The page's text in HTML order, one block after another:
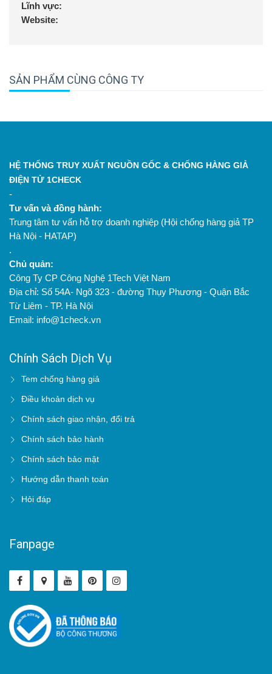
Lĩnh vực:
Website:
SẢN PHẨM CÙNG CÔNG TY
HỆ THỐNG TRUY XUẤT NGUỒN GỐC & CHỐNG HÀNG GIẢ
ĐIỆN TỬ 1CHECK
-
Tư vấn và đồng hành:
Trung tâm tư vấn hỗ trợ doanh nghiệp (Hội chống hàng giả TP
Hà Nội - HATAP)
.
Chủ quản:
Công Ty CP Công Nghệ 1Tech Việt Nam
Địa chỉ: Số 54A- Ngõ 323 - đường Thụy Phương - Quận Bắc
Từ Liêm - TP. Hà Nội
Email: info@1check.vn
Chính Sách Dịch Vụ
Tem chống hàng giả
Điều khoản dịch vụ
Chính sách giao nhận, đổi trả
Chính sách bảo hành
Chính sách bảo mật
Hướng dẫn thanh toán
Hỏi đáp
Fanpage